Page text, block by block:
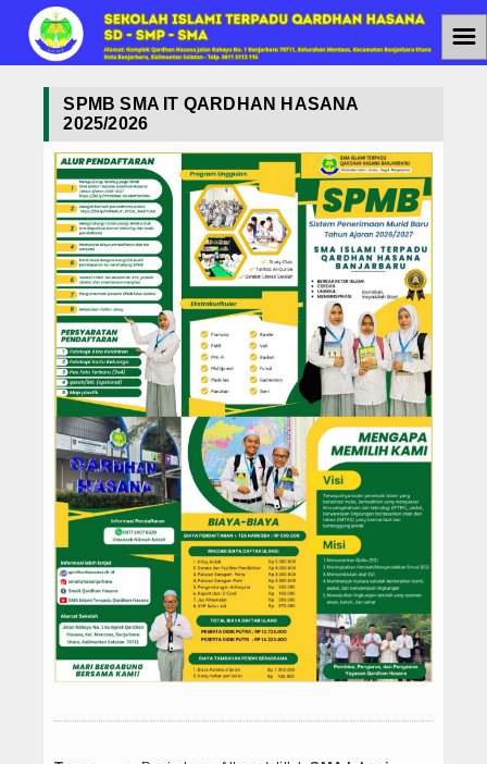
Home
Jenjang Pendidikan
SMAIT
SMPIT
SDIT
Berita
Agenda
PPDB
PPDB SMAIT
PPDB SMPIT
Foto & Video
Album Foto
☰
SPMB SMA IT QARDHAN HASANA
2025/2026